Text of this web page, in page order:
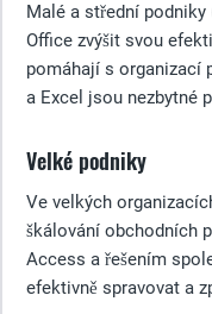
Malé a střední
Office zvýšit svou
pomáhají s organizací
a Excel jsou nezbytné
Velké podniky
Ve velkých
škálování obchodních
Access a řešením
efektivně spravovat a